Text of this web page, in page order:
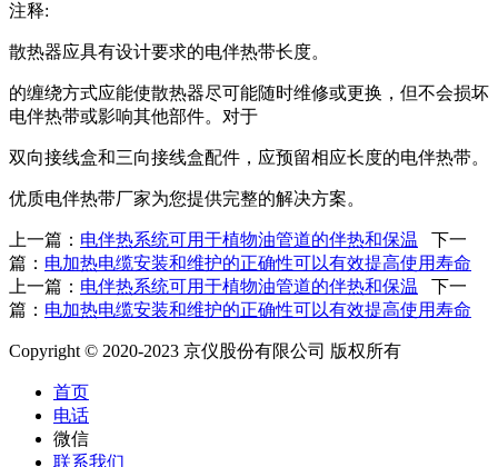
注释:
散热器应具有设计要求的电伴热带长度。
的缠绕方式应能使散热器尽可能随时维修或更换，但不会损坏
电伴热带或影响其他部件。对于
双向接线盒和三向接线盒配件，应预留相应长度的电伴热带。
优质电伴热带厂家为您提供完整的解决方案。
上一篇： 电伴热系统可用于植物油管道的伴热和保温 下一
篇： 电加热电缆安装和维护的正确性可以有效提高使用寿命
上一篇： 电伴热系统可用于植物油管道的伴热和保温 下一
篇： 电加热电缆安装和维护的正确性可以有效提高使用寿命
Copyright © 2020-2023 京仪股份有限公司 版权所有
首页
电话
微信
联系我们